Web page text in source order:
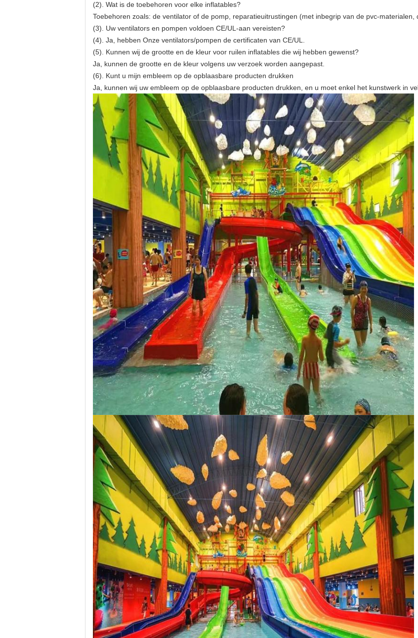
VERZENDEN
(2). Wat is de toebehoren voor elke inflatables?
Toebehoren zoals: de ventilator of de pomp, reparatieuitrustingen (met inbegrip van de pvc-materialen,
(3). Uw ventilators en pompen voldoen CE/UL-aan vereisten?
(4). Ja, hebben Onze ventilators/pompen de certificaten van CE/UL.
(5). Kunnen wij de grootte en de kleur voor ruilen inflatables die wij hebben gewenst?
Ja, kunnen de grootte en de kleur volgens uw verzoek worden aangepast.
(6). Kunt u mijn embleem op de opblaasbare producten drukken
Ja, kunnen wij uw embleem op de opblaasbare producten drukken, en u moet enkel het kunstwerk in